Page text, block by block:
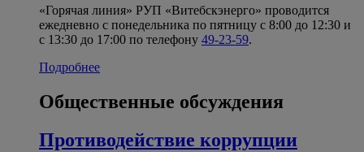
«Горячая линия» РУП «Витебскэнерго» проводится
ежедневно с понедельника по пятницу с 8:00 до 12:30 и
с 13:30 до 17:00 по телефону 49-23-59.
Подробнее
Общественные обсуждения
Противодействие коррупции